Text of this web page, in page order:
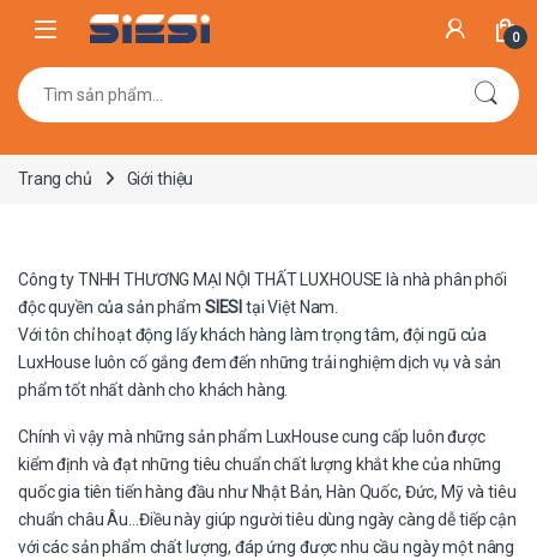
Skip to navigation
Skip to content
0
Tìm kiếm:
Trang chủ Giới thiệu
Công ty TNHH THƯƠNG MẠI NỘI THẤT LUXHOUSE là nhà phân phối
độc quyền của sản phẩm SIESI tại Việt Nam.
Với tôn chỉ hoạt động lấy khách hàng làm trọng tâm, đội ngũ của
LuxHouse luôn cố gắng đem đến những trải nghiệm dịch vụ và sản
phẩm tốt nhất dành cho khách hàng.
Chính vì vậy mà những sản phẩm LuxHouse cung cấp luôn được
kiểm định và đạt những tiêu chuẩn chất lượng khắt khe của những
quốc gia tiên tiến hàng đầu như Nhật Bản, Hàn Quốc, Đức, Mỹ và tiêu
chuẩn châu Âu…Điều này giúp người tiêu dùng ngày càng dễ tiếp cận
với các sản phẩm chất lượng, đáp ứng được nhu cầu ngày một nâng